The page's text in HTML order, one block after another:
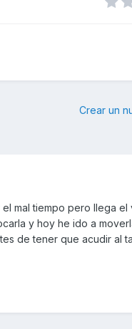
Crear un
mal tiempo pero llega el
y hoy he ido a
de tener que acudir al